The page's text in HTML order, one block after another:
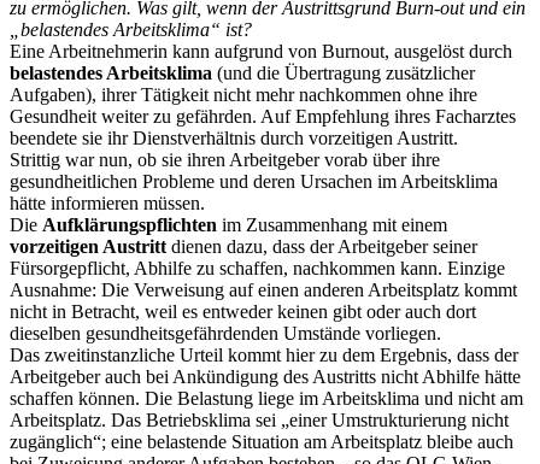
zu ermöglichen. Was gilt, wenn der Austrittsgrund Burn-out und ein
„belastendes Arbeitsklima“ ist?
Eine Arbeitnehmerin kann aufgrund von Burnout, ausgelöst durch
belastendes Arbeitsklima (und die Übertragung zusätzlicher
Aufgaben), ihrer Tätigkeit nicht mehr nachkommen ohne ihre
Gesundheit weiter zu gefährden. Auf Empfehlung ihres Facharztes
beendete sie ihr Dienstverhältnis durch vorzeitigen Austritt.
Strittig war nun, ob sie ihren Arbeitgeber vorab über ihre
gesundheitlichen Probleme und deren Ursachen im Arbeitsklima
hätte informieren müssen.
Die Aufklärungspflichten im Zusammenhang mit einem
vorzeitigen Austrittdienen dazu, dass der Arbeitgeber seiner
Fürsorgepflicht, Abhilfe zu schaffen, nachkommen kann. Einzige
Ausnahme: Die Verweisung auf einen anderen Arbeitsplatz kommt
nicht in Betracht, weil es entweder keinen gibt oder auch dort
dieselben gesundheitsgefährdenden Umstände vorliegen.
Das zweitinstanzliche Urteil kommt hier zu dem Ergebnis, dass der
Arbeitgeber auch bei Ankündigung des Austritts nicht Abhilfe hätte
schaffen können. Die Belastung liege im Arbeitsklima und nicht am
Arbeitsplatz. Das Betriebsklima sei „einer Umstrukturierung nicht
zugänglich“; eine belastende Situation am Arbeitsplatz bleibe auch